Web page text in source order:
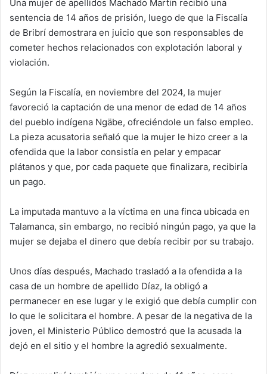
Una mujer de apellidos Machado Martin recibió una
sentencia de 14 años de prisión, luego de que la Fiscalía
de Bribrí demostrara en juicio que son responsables de
cometer hechos relacionados con explotación laboral y
violación.
Según la Fiscalía, en noviembre del 2024, la mujer
favoreció la captación de una menor de edad de 14 años
del pueblo indígena Ngäbe, ofreciéndole un falso empleo.
La pieza acusatoria señaló que la mujer le hizo creer a la
ofendida que la labor consistía en pelar y empacar
plátanos y que, por cada paquete que finalizara, recibiría
un pago.
La imputada mantuvo a la víctima en una finca ubicada en
Talamanca, sin embargo, no recibió ningún pago, ya que la
mujer se dejaba el dinero que debía recibir por su trabajo.
Unos días después, Machado trasladó a la ofendida a la
casa de un hombre de apellido Díaz, la obligó a
permanecer en ese lugar y le exigió que debía cumplir con
lo que le solicitara el hombre. A pesar de la negativa de la
joven, el Ministerio Público demostró que la acusada la
dejó en el sitio y el hombre la agredió sexualmente.